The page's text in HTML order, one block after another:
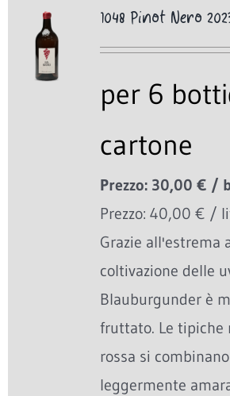
1048 Pinot Nero
per 6
cartone
Prezzo: 30,00 € /
Prezzo: 40,00 € /
Grazie all'estrema
coltivazione delle
Blauburgunder è
fruttato. Le tipiche
rossa si
leggermente